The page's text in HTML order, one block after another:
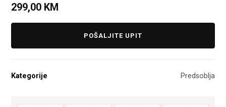
299,00 KM
POŠALJITE UPIT
Kategorije Predsoblja